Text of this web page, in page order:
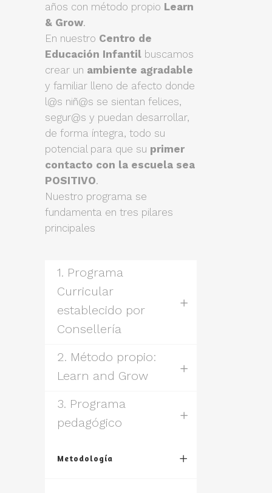
años con método propio Learn
& Grow.
En nuestro Centro de
Educación Infantil buscamos
crear un ambiente agradable
y familiar lleno de afecto donde
l@s niñ@s se sientan felices,
segur@s y puedan desarrollar,
de forma íntegra, todo su
potencial para que su primer
contacto con la escuela sea
POSITIVO.
Nuestro programa se
fundamenta en tres pilares
principales
1. Programa
Curricular
establecido por
Consellería
2. Método propio:
Learn and Grow
3. Programa
pedagógico
Metodología